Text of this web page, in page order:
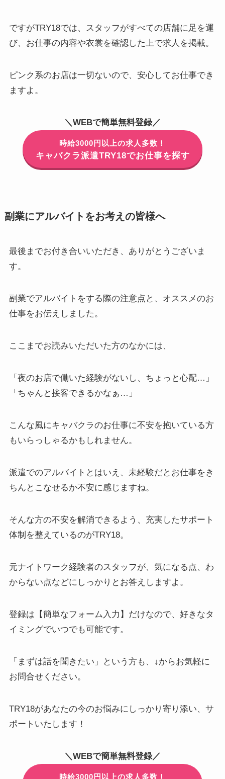
ですがTRY18では、スタッフがすべての店舗に足を運
び、 お仕事の内容や衣裳を確認した上で求人を掲載。
ピンク系のお店は一切ないので、安心してお仕事でき
ますよ。
＼WEBで簡単無料登録／
時給3000円以上の求人多数！
キャバクラ派遣TRY18でお仕事を探す
副業にアルバイトをお考えの皆様へ
最後までお付き合いいただき、ありがとうございま
す。
副業でアルバイトをする際の注意点と、オススメのお
仕事をお伝えしました。
ここまでお読みいただいた方のなかには、
「夜のお店で働いた経験がないし、ちょっと心配…」
「ちゃんと接客できるかなぁ…」
こんな風にキャバクラのお仕事に不安を抱いている方
もいらっしゃるかもしれません。
派遣でのアルバイトとはいえ、未経験だとお仕事をき
ちんとこなせるか不安に感じますね。
そんな方の不安を解消できるよう、充実したサポート
体制を整えているのがTRY18。
元ナイトワーク経験者のスタッフが、気になる点、わ
からない点などにしっかりとお答えしますよ。
登録は【簡単なフォーム入力】だけなので、好きなタ
イミングでいつでも可能です。
「まずは話を聞きたい」という方も、↓からお気軽に
お問合せください。
TRY18があなたの今のお悩みにしっかり寄り添い、サ
ポートいたします！
＼WEBで簡単無料登録／
時給3000円以上の求人多数！